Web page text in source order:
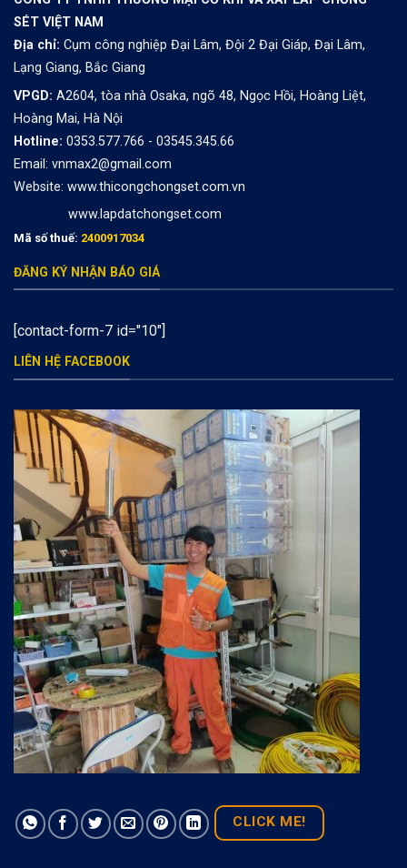
SÉT VIỆT NAM
Địa chỉ: Cụm công nghiệp Đại Lâm, Đội 2 Đại Giáp, Đại Lâm,
Lạng Giang, Bắc Giang
VPGD: A2604, tòa nhà Osaka, ngõ 48, Ngọc Hồi, Hoàng Liệt,
Hoàng Mai, Hà Nội
Hotline: 0353.577.766 - 03545.345.66
Email: vnmax2@gmail.com
Website: www.thicongchongset.com.vn
www.lapdatchongset.com
Mã số thuế: 2400917034
ĐĂNG KÝ NHẬN BÁO GIÁ
[contact-form-7 id="10"]
LIÊN HỆ FACEBOOK
CLICK ME!